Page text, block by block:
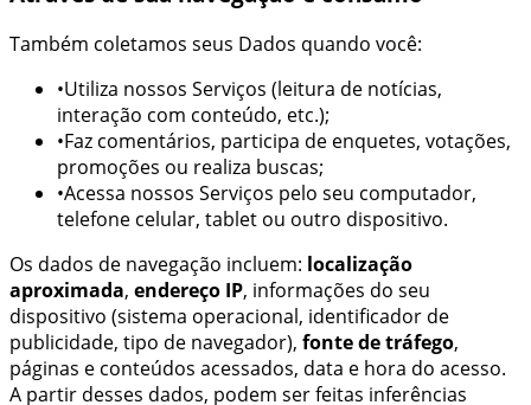
Também coletamos seus Dados quando você:
•Utiliza nossos Serviços (leitura de notícias,
interação com conteúdo, etc.);
•Faz comentários, participa de enquetes, votações,
promoções ou realiza buscas;
•Acessa nossos Serviços pelo seu computador,
telefone celular, tablet ou outro dispositivo.
Os dados de navegação incluem: localização
aproximada, endereço IP, informações do seu
dispositivo (sistema operacional, identificador de
publicidade, tipo de navegador), fonte de tráfego,
páginas e conteúdos acessados, data e hora do acesso.
A partir desses dados, podem ser feitas inferências